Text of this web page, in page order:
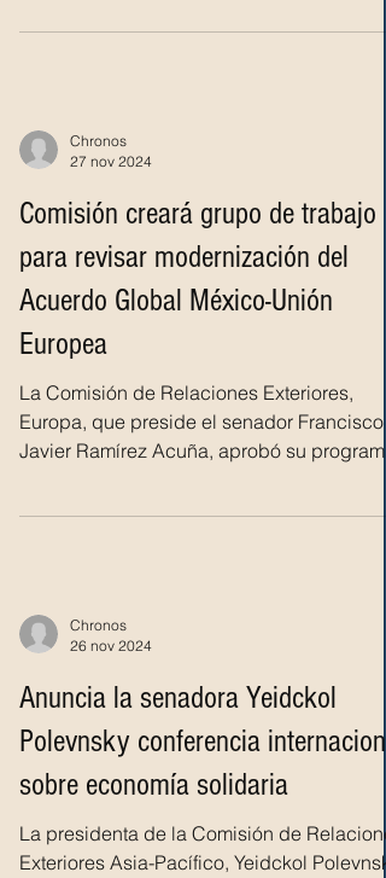
Chronos
27 nov 2024
Comisión creará grupo de trabajo
para revisar modernización del
Acuerdo Global México-Unión
Europea
La Comisión de Relaciones Exteriores,
Europa, que preside el senador Francisco
Javier Ramírez Acuña, aprobó su programa
Chronos
26 nov 2024
Anuncia la senadora Yeidckol
Polevnsky conferencia internacional
sobre economía solidaria
La presidenta de la Comisión de
Exteriores Asia-Pacífico, Yeidckol